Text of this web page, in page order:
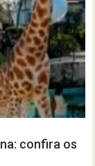
confira os